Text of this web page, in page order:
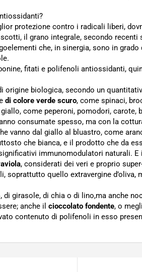
protezione contro i radicali liberi,
il grano integrale, secondo recenti
che, in sinergia, sono in
fitati e polifenoli antiossidanti,
origine biologica, secondo un
di colore verde scuro, come spinaci,
come peperoni, pomodori, carote,
consumate spesso, ma con la
vanno dal giallo al bluastro, come
che bianca, e il prodotto che da
immunomodulatori naturali.
, considerati dei veri e proprio
soprattutto quello extravergine d’oliva,
di girasole, di chia o di lino,ma anche
anche il cioccolato fondente, o
contenuto di polifenoli in esso